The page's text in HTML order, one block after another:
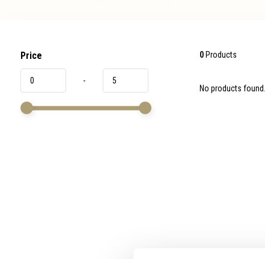
device
users
can
use
touch
and
swipe
Price
-
0Products
No products found...